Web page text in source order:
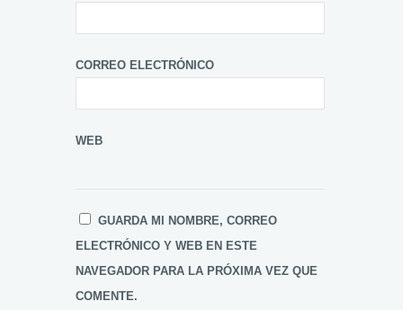
CORREO ELECTRÓNICO
WEB
GUARDA MI NOMBRE, CORREO
ELECTRÓNICO Y WEB EN ESTE
NAVEGADOR PARA LA PRÓXIMA VEZ QUE
COMENTE.